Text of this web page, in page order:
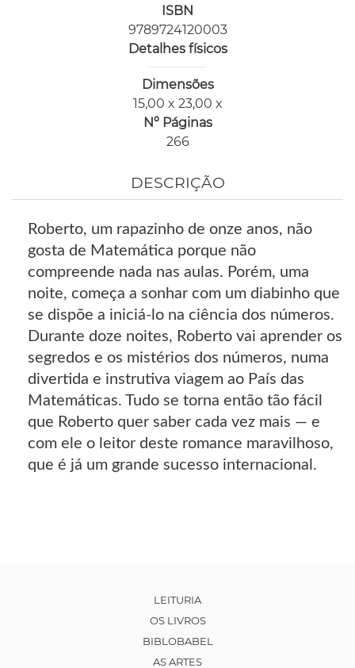
ISBN
9789724120003
Detalhes físicos
Dimensões
15,00 x 23,00 x
Nº Páginas
266
DESCRIÇÃO
Roberto, um rapazinho de onze anos, não
gosta de Matemática porque não
compreende nada nas aulas. Porém, uma
noite, começa a sonhar com um diabinho que
se dispõe a iniciá-lo na ciência dos números.
Durante doze noites, Roberto vai aprender os
segredos e os mistérios dos números, numa
divertida e instrutiva viagem ao País das
Matemáticas. Tudo se torna então tão fácil
que Roberto quer saber cada vez mais — e
com ele o leitor deste romance maravilhoso,
que é já um grande sucesso internacional.
LEITURIA
OS LIVROS
BIBLOBABEL
AS ARTES